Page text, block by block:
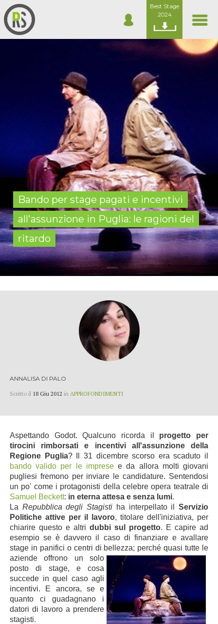
Best Stage
2024
Bando per stage pagati e incentivi
all'assunzione in Puglia: le ragioni del
ritardo
ANNALISA DI PALO
Scritto il 18 Giu 2012 in APPROFONDIMENTI
Aspettando Godot. Qualcuno ricorda il progetto per
tirocini rimborsati e incentivi all'assunzione della
Regione Puglia? Il 31 dicembre scorso era scaduto il
bando valido per le impresee da allora molti giovani
pugliesi fremono per inviare le candidature. Sentendosi
un po' come i protagonisti della celebre opera teatrale di
Samuel Beckett: in eterna attesa e senza lumi.
La Repubblica degli Stagisti ha interpellato ilServizio
Politiche attive per il lavoro, titolare dell'iniziativa, per
chiarire questo e altri dubbi sul progetto. E capire ad
esempio se è davvero il caso di finanziare e avallare
stage in panifici o centri di bellezza; perché quasi tutte le
aziende offrono un solo
posto di stage, e cosa
succede in quel caso agli
incentivi. E ancora, se e
quanto ci guadagnano i
datori di lavoro a prendere
stagisti.